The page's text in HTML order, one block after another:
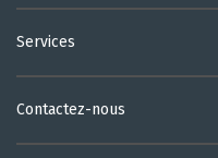
Services
Contactez-nous